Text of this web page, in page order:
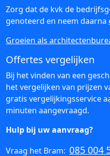
Zorg dat de kvk de
genoteerd en neem daarna
Groeien als
Offertes vergelijken
Bij het vinden van een
het vergelijken van prijzen
gratis vergelijkingsservice
minuten aangevraagd.
Hulp bij uw aanvraag?
Vraag het Bram: 085 004